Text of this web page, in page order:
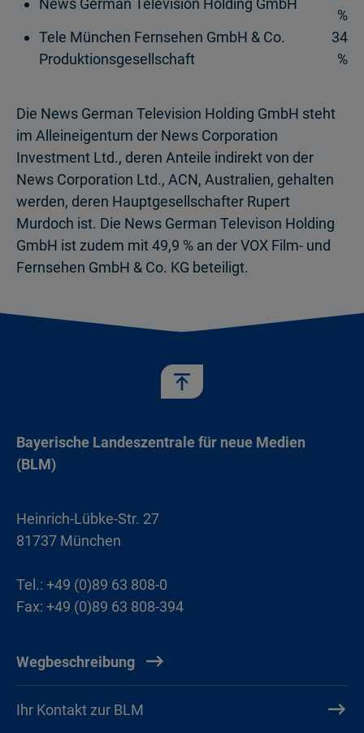
News German Television Holding GmbH
%
Tele München Fernsehen GmbH & Co.
Produktionsgesellschaft
34
%
Die News German Television Holding GmbH steht
im Alleineigentum der News Corporation
Investment Ltd., deren Anteile indirekt von der
News Corporation Ltd., ACN, Australien, gehalten
werden, deren Hauptgesellschafter Rupert
Murdoch ist. Die News German Televison Holding
GmbH ist zudem mit 49,9 % an der VOX Film- und
Fernsehen GmbH & Co. KG beteiligt.
Bayerische Landeszentrale für neue Medien
(BLM)
Heinrich-Lübke-Str. 27
81737 München
Tel.: +49 (0)89 63 808-0
Fax: +49 (0)89 63 808-394
Wegbeschreibung
Ihr Kontakt zur BLM